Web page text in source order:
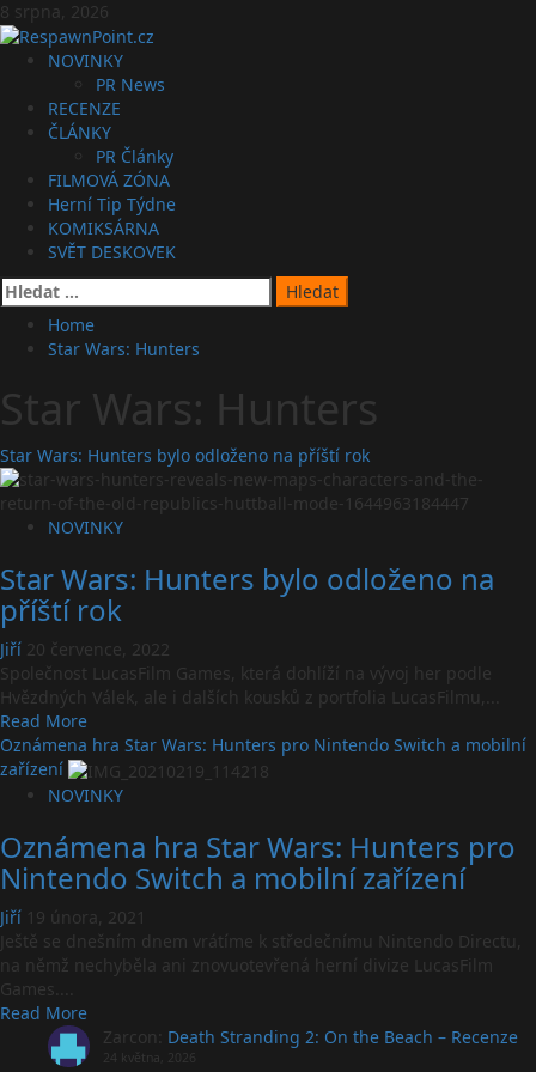
Skip
to
content
8 srpna, 2026
PrimaryNOVINKY
PR News
RECENZE
ČLÁNKY
PR Články
FILMOVÁ ZÓNA
Herní Tip Týdne
KOMIKSÁRNA
SVĚT DESKOVEK
Vyhledávání
Home
Star Wars: Hunters
Star Wars: Hunters
Star Wars: Hunters bylo odloženo na příští rok
NOVINKY
Star Wars: Hunters bylo odloženo na
příští rok
Jiří 20 července, 2022
Společnost LucasFilm Games, která dohlíží na vývoj her podle
Hvězdných Válek, ale i dalších kousků z portfolia LucasFilmu,...
Read MoreRead
more
about
Star
Hunters
bylo
odloženo
na
příští
rok
Oznámena hra Star Wars: Hunters pro Nintendo Switch a mobilní
zařízení
NOVINKY
Oznámena hra Star Wars: Hunters pro
Nintendo Switch a mobilní zařízení
Jiří 19 února, 2021
Ještě se dnešním dnem vrátíme k středečnímu Nintendo Directu,
na němž nechyběla ani znovuotevřená herní divize LucasFilm
Games....
Read MoreRead
more
about
Zarcon Death Stranding 2: On the Beach – Recenze
24 května, 2026